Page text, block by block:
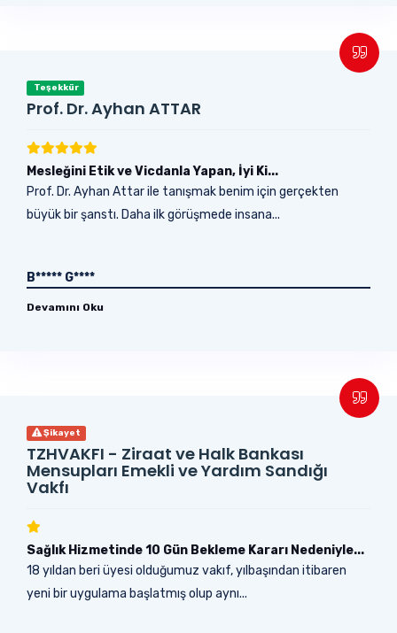
Teşekkür
Prof. Dr. Ayhan ATTAR
Mesleğini Etik ve Vicdanla Yapan, İyi Ki...
Prof. Dr. Ayhan Attar ile tanışmak benim için gerçekten
büyük bir şanstı. Daha ilk görüşmede insana...
B***** G****
Devamını Oku
Şikayet
TZHVAKFI - Ziraat ve Halk Bankası
Mensupları Emekli ve Yardım Sandığı
Vakfı
Sağlık Hizmetinde 10 Gün Bekleme Kararı Nedeniyle...
18 yıldan beri üyesi olduğumuz vakıf, yılbaşından itibaren
yeni bir uygulama başlatmış olup aynı...